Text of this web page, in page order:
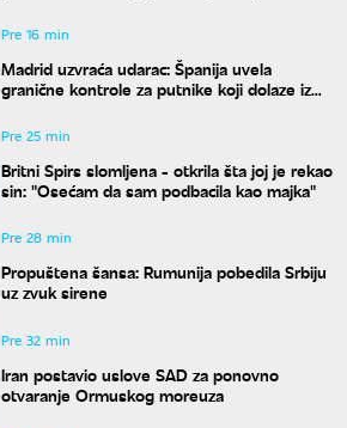
Pre 16 min
Madrid uzvraća udarac: Španija uvela
granične kontrole za putnike koji dolaze iz
Pre 25 min
Britni Spirs slomljena - otkrila šta joj je rekao
sin: "Osećam da sam podbacila kao majka"
Pre 28 min
Propuštena šansa: Rumunija pobedila Srbiju
uz zvuk sirene
Pre 32 min
Iran postavio uslove SAD za ponovno
otvaranje Ormuskog moreuza